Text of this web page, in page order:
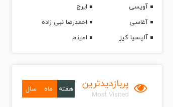
آویسی
ایرج
آغاسی
احمدرضا نبی زاده
آلیسیا کیز
امینم
پربازدیدترین
Most Visited
هفته ماه سال